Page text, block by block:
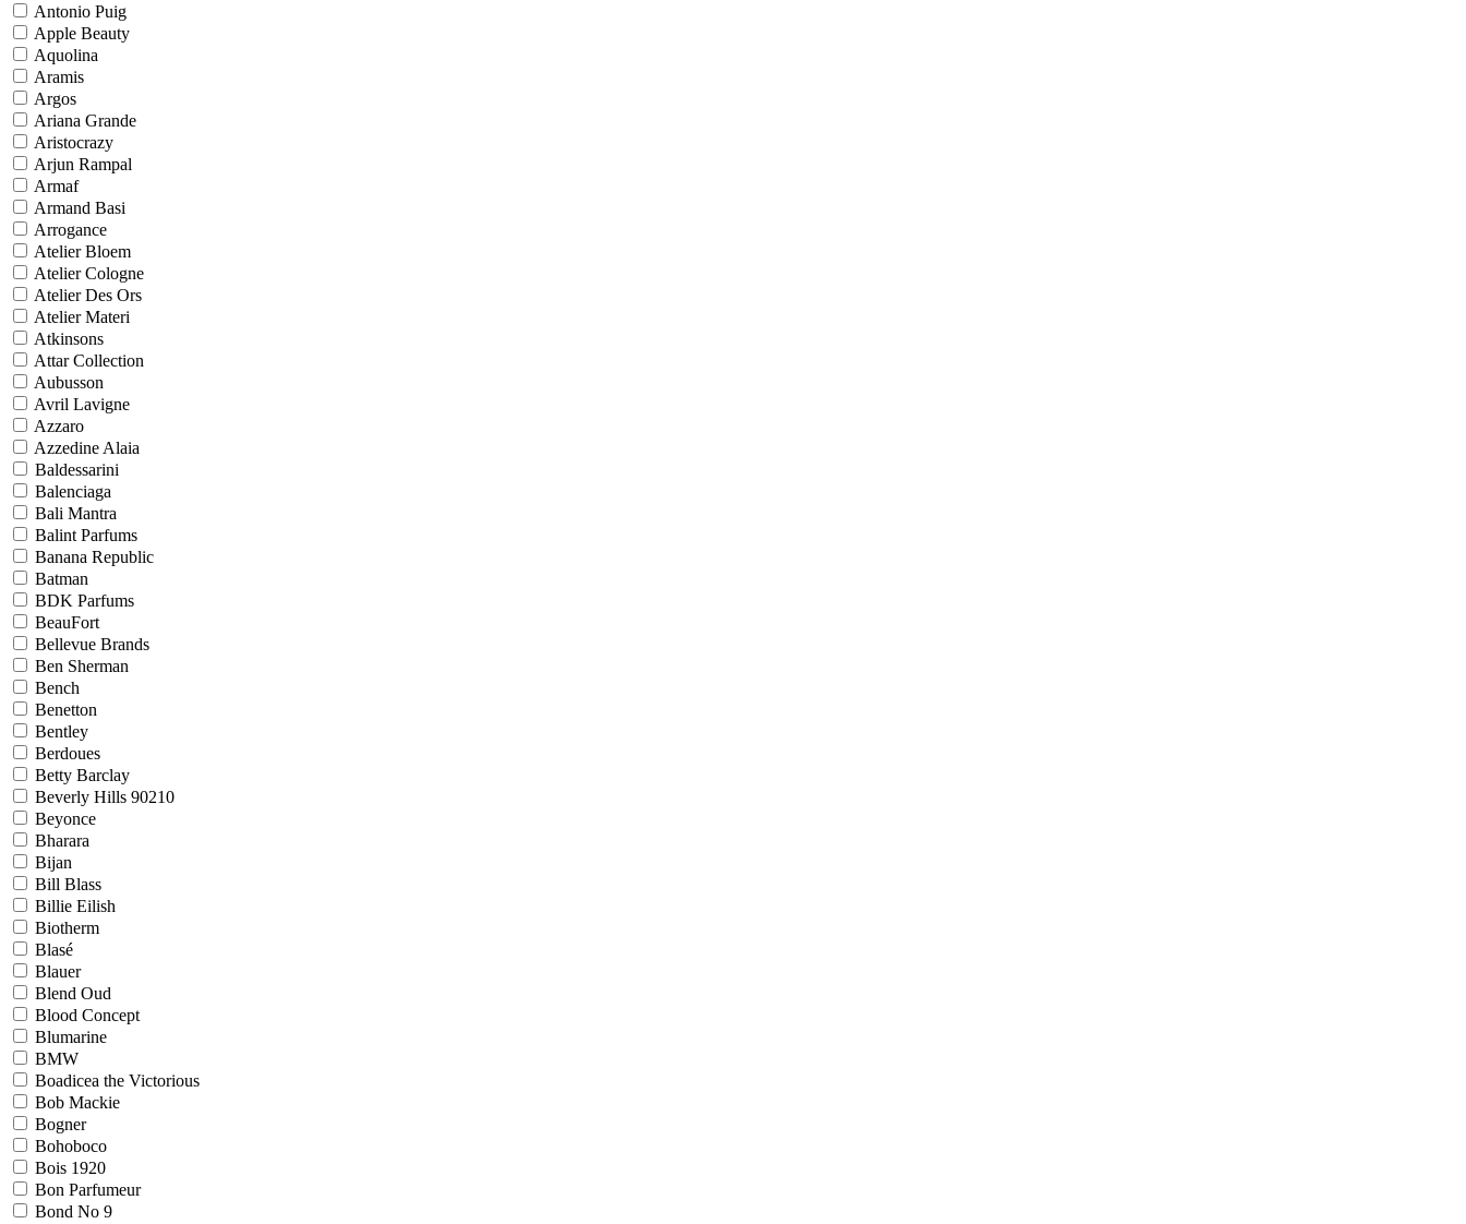
Antonio Puig
Apple Beauty
Aquolina
Aramis
Argos
Ariana Grande
Aristocrazy
Arjun Rampal
Armaf
Armand Basi
Arrogance
Atelier Bloem
Atelier Cologne
Atelier Des Ors
Atelier Materi
Atkinsons
Attar Collection
Aubusson
Avril Lavigne
Azzaro
Azzedine Alaia
Baldessarini
Balenciaga
Bali Mantra
Balint Parfums
Banana Republic
Batman
BDK Parfums
BeauFort
Bellevue Brands
Ben Sherman
Bench
Benetton
Bentley
Berdoues
Betty Barclay
Beverly Hills 90210
Beyonce
Bharara
Bijan
Bill Blass
Billie Eilish
Biotherm
Blasé
Blauer
Blend Oud
Blood Concept
Blumarine
BMW
Boadicea the Victorious
Bob Mackie
Bogner
Bohoboco
Bois 1920
Bon Parfumeur
Bond No 9